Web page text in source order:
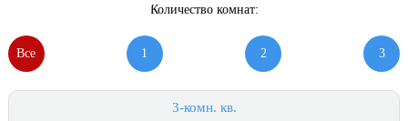
Количество комнат:
Все 1 2 3
3-комн. кв.